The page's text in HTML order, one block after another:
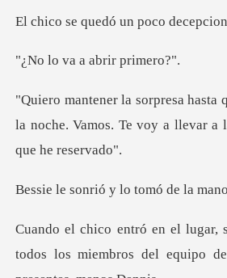
uedó un poco
a abrir p
la noche. Vamos. Te voy a lleva
rió y lo tomó
todos los miembros del equipo de